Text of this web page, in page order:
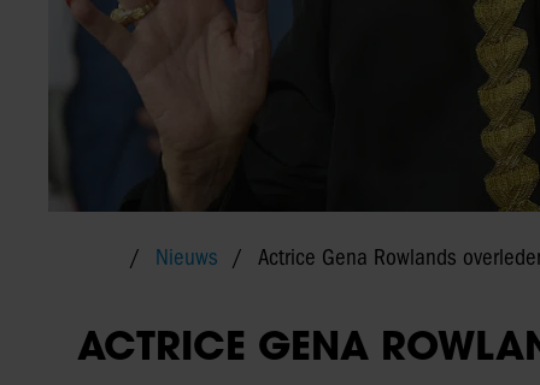
Nieuws Actrice Gena Rowlands
ACTRICE GENA